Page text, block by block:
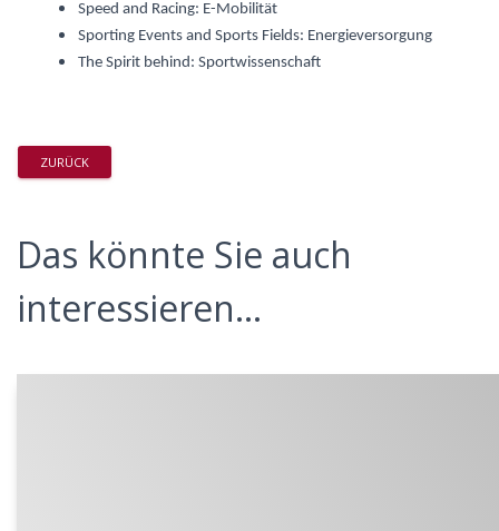
Speed and Racing: E-Mobilität
Sporting Events and Sports Fields: Energieversorgung
The Spirit behind: Sportwissenschaft
ZURÜCK
Das könnte Sie auch
interessieren...